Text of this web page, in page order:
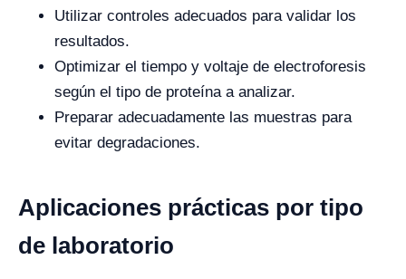
Utilizar controles adecuados para validar los
resultados.
Optimizar el tiempo y voltaje de electroforesis
según el tipo de proteína a analizar.
Preparar adecuadamente las muestras para
evitar degradaciones.
Aplicaciones prácticas por tipo
de laboratorio